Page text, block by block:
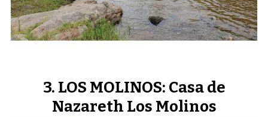
LOS MOLINOS: Casa de
Nazareth Los Molinos